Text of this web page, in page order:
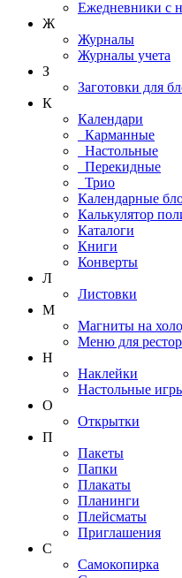
Ежедневники с
Ж
Журналы
Журналы учета
З
Заготовки для
К
Календари
Карманные
Настольные
Перекидные
Трио
Календарные
Калькулятор
Каталоги
Книги
Конверты
Л
Листовки
М
Магниты на
Меню для
Н
Наклейки
Настольные
О
Открытки
П
Пакеты
Папки
Плакаты
Планинги
Плейсматы
Приглашения
С
Самокопирка